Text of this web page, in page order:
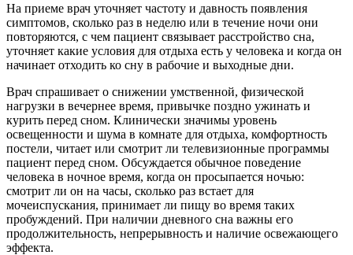
На приеме врач уточняет частоту и давность появления
симптомов, сколько раз в неделю или в течение ночи они
повторяются, с чем пациент связывает расстройство сна,
уточняет какие условия для отдыха есть у человека и когда он
начинает отходить ко сну в рабочие и выходные дни.
Врач спрашивает о снижении умственной, физической
нагрузки в вечернее время, привычке поздно ужинать и
курить перед сном. Клинически значимы уровень
освещенности и шума в комнате для отдыха, комфортность
постели, читает или смотрит ли телевизионные программы
пациент перед сном. Обсуждается обычное поведение
человека в ночное время, когда он просыпается ночью:
смотрит ли он на часы, сколько раз встает для
мочеиспускания, принимает ли пищу во время таких
пробуждений. При наличии дневного сна важны его
продолжительность, непрерывность и наличие освежающего
эффекта.